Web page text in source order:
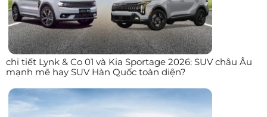
chi tiết Lynk & Co 01 và Kia Sportage 2026: SUV châu Âu
mạnh mẽ hay SUV Hàn Quốc toàn diện?